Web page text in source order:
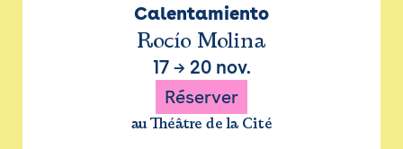
Calentamiento
Rocío Molina
17→ 20 nov.
Réserver
au Théâtre de la Cité